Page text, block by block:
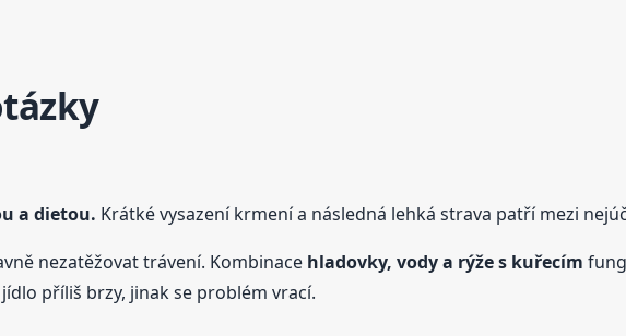
a dietou. Krátké vysazení krmení a následná lehká strava patří mezi
nezatěžovat trávení. Kombinace hladovky, vody a rýže s kuřecím
příliš brzy, jinak se problém vrací.